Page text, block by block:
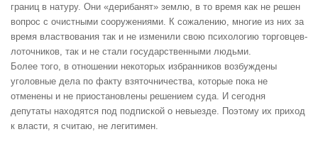
границ в натуру. Они «дерибанят» землю, в то время как не решен
вопрос с очистными сооружениями. К сожалению, многие из них за
время властвования так и не изменили свою психологию торговцев-
лоточников, так и не стали государственными людьми.
Более того, в отношении некоторых избранников возбуждены
уголовные дела по факту взяточничества, которые пока не
отменены и не приостановлены решением суда. И сегодня
депутаты находятся под подпиской о невыезде. Поэтому их приход
к власти, я считаю, не легитимен.